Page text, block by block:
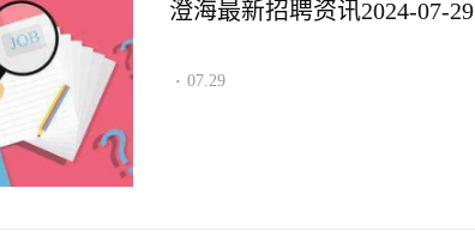
澄海最新招聘资讯2024-07-29
· 07.29